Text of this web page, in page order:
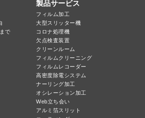
で
製品サービス
フィルム加工
大型スリッター機
コロナ処理機
欠点検査装置
クリーンルーム
フィルムクリーニング
フィルムレコーダー
高密度除電システム
ナーリング加工
オシレーション加工
Web立ち会い
アルミ箔スリット